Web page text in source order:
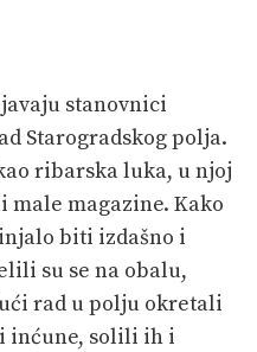
stanovnici
Starogradskog polja.
ribarska luka, u njoj
magazine. Kako
biti izdašno i
su se na obalu,
rad u polju okretali
inćune, solili ih i